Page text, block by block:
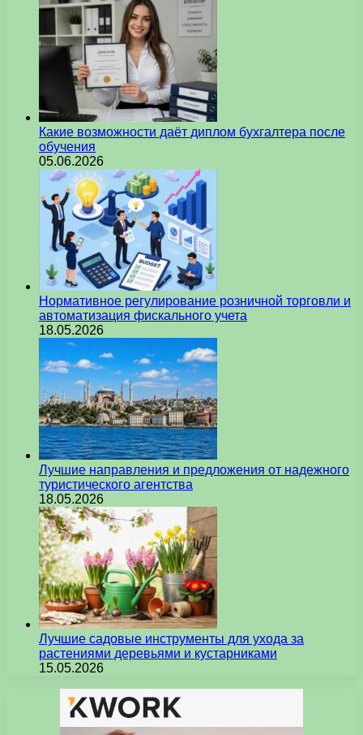
Какие возможности даёт диплом бухгалтера после
обучения
05.06.2026
Нормативное регулирование розничной торговли и
автоматизация фискального учета
18.05.2026
Лучшие направления и предложения от надежного
туристического агентства
18.05.2026
Лучшие садовые инструменты для ухода за
растениями деревьями и кустарниками
15.05.2026